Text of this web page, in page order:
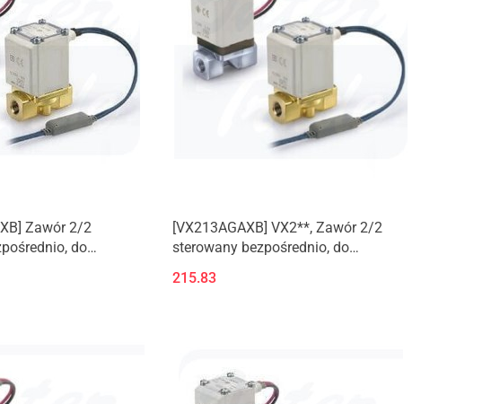
Zawór 2/2
do
oleju/pary.
[VX213AGAXB] VX2**, Zawór 2/2
sterowany bezpośrednio, do
podciśnienia/wody/oleju/pary.
215.83